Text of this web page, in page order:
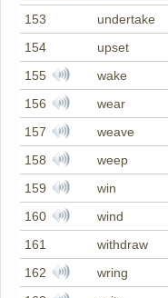
153
undertake
154
upset
155
wake
156
wear
157
weave
158
weep
159
win
160
wind
161
withdraw
162
wring